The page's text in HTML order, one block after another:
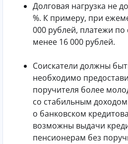
Долговая нагрузка не
%. К примеру, при
000 рублей, платежи
менее 16 000 рублей.
Соискатели должны
необходимо
поручителя более
со стабильным
о банковском
возможны выдачи
пенсионерам без